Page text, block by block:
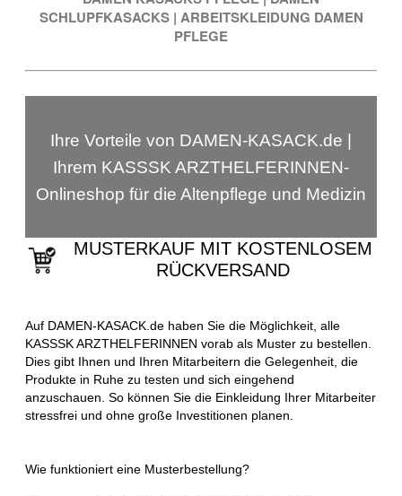
SCHLUPFKASACKS | ARBEITSKLEIDUNG DAMEN
PFLEGE
Ihre Vorteile von DAMEN-KASACK.de |
Ihrem KASSSK ARZTHELFERINNEN-
Onlineshop für die Altenpflege und Medizin
MUSTERKAUF MIT KOSTENLOSEM
RÜCKVERSAND
Auf DAMEN-KASACK.de haben Sie die Möglichkeit, alle
KASSSK ARZTHELFERINNEN vorab als Muster zu bestellen.
Dies gibt Ihnen und Ihren Mitarbeitern die Gelegenheit, die
Produkte in Ruhe zu testen und sich eingehend
anzuschauen. So können Sie die Einkleidung Ihrer Mitarbeiter
stressfrei und ohne große Investitionen planen.
Wie funktioniert eine Musterbestellung?